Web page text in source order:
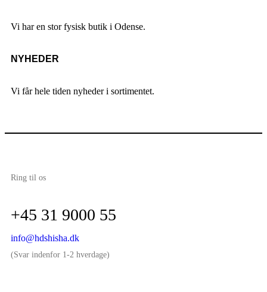
Vi har en stor fysisk butik i Odense.
NYHEDER
Vi får hele tiden nyheder i sortimentet.
Ring til os
+45 31 9000 55
info@hdshisha.dk
(Svar indenfor 1-2 hverdage)